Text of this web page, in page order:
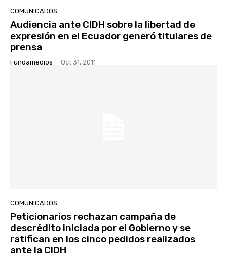
COMUNICADOS
Audiencia ante CIDH sobre la libertad de
expresión en el Ecuador generó titulares de
prensa
Fundamedios - Oct 31, 2011
COMUNICADOS
Peticionarios rechazan campaña de
descrédito iniciada por el Gobierno y se
ratifican en los cinco pedidos realizados
ante la CIDH